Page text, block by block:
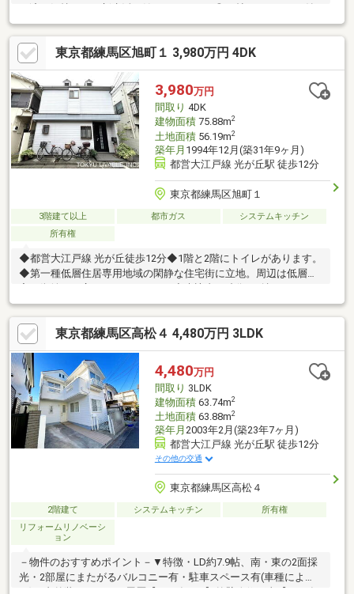
ム済。気持ちよく新生活を始められます。◎26帖LDK×2WIC×2納
戸を備えた収納豊富な間取り。◎太陽光発電・蓄電池・床暖房な
ど快適設備が充実しています。◎北東・北西角地、南向きバルコ
ニーで陽当たり、通風良好。皆様が住まいに求める「もっと」を
未来へつなぐ道しるべであります様、不動産のエキスパートとし
てお客様の住まいさがしをサポートします。□現地のご見学、資
料請求受付中です！物件のことはもちろん、地域の事やご購入ま
での流れなど、お気軽にお問い合わせくださいませ♪
東京都練馬区旭町１ 3,980万円 4DK
3,980万円
間取り 4DK
建物面積75.88m2
土地面積56.19m2
築年月 1994年12月(築31年9ヶ月)
都営大江戸線 光が丘駅 徒歩12分
東京都練馬区旭町１
3階建て以上 都市ガス
システムキッチン
所有権
◆都営大江戸線 光が丘徒歩12分◆1階と2階にトイレがあります。
◆第一種低層住居専用地域の閑静な住宅街に立地。周辺は低層住
モニター付きインターホン有り。◆太陽光採光システムあり（ひ
まわり）※容積率をオーバーしており、監督官庁による是正命令
を受ける可能性があります。
東京都練馬区高松４ 4,480万円 3LDK
4,480万円
間取り 3LDK
建物面積63.74m2
土地面積63.88m2
築年月 2003年2月(築23年7ヶ月)
都営大江戸線 光が丘駅 徒歩12分
その他の交通
東京都練馬区高松４
2階建て システムキッチン
所有権
リフォームリノベーシ
ョン
－物件のおすすめポイント－▼特徴・LD約7.9帖、南・東の2面採
光・2部屋にまたがるバルコニー有・駐車スペース有(車種によ